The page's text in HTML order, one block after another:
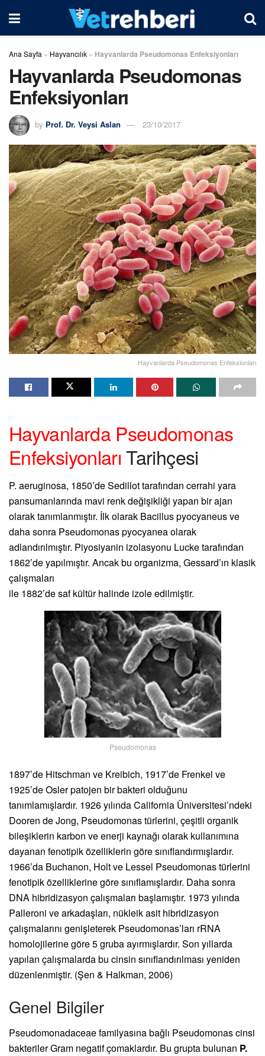
Ana Sayfa » Hayvancılık » Hayvanlarda Pseudomonas Enfeksiyonları
Hayvanlarda Pseudomonas
Enfeksiyonları
by Prof. Dr. Veysi Aslan 23/10/2017
Hayvanlarda Pseudomonas Enfeksionları
Hayvanlarda Pseudomonas
EnfeksiyonlarıTarihçesi
P. aeruginosa, 1850’de Sedillot tarafından cerrahi yara
pansumanlarında mavi renk değişikliği yapan bir ajan
olarak tanımlanmıştır. İlk olarak Bacillus pyocyaneus ve
daha sonra Pseudomonas pyocyanea olarak
adlandırılmıştır. Piyosiyanin izolasyonu Lucke tarafından
1862’de yapılmıştır. Ancak bu organizma, Gessard’ın klasik
çalışmaları
ile 1882’de saf kültür halinde izole edilmiştir.
Pseudomonas
1897’de Hitschman ve Kreibich, 1917’de Frenkel ve
1925’de Osler patojen bir bakteri olduğunu
tanımlamışlardır. 1926 yılında California Üniversitesi’ndeki
Dooren de Jong, Pseudomonas türlerini, çeşitli organik
bileşiklerin karbon ve enerji kaynağı olarak kullanımına
dayanan fenotipik özelliklerin göre sınıflandırmışlardır.
1966’da Buchanon, Holt ve Lessel Pseudomonas türlerini
fenotipik özelliklerine göre sınıflamışlardır. Daha sonra
DNA hibridizasyon çalışmaları başlamıştır. 1973 yılında
Palleroni ve arkadaşları, nükleik asit hibridizasyon
çalışmalarını genişleterek Pseudomonas’ları rRNA
homolojilerine göre 5 gruba ayırmışlardır. Son yıllarda
yapılan çalışmalarda bu cinsin sınıflandırılması yeniden
düzenlenmiştir. (Şen & Halkman, 2006)
Genel Bilgiler
Pseudomonadaceae familyasına bağlı Pseudomonas cinsi
bakteriler Gram negatif çomaklardır. Bu grupta bulunan P.